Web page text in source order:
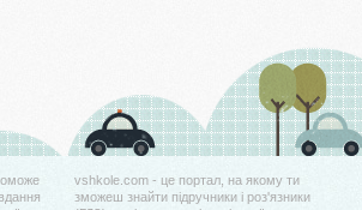
vshkole.com - це портал, на якому ти
зможеш знайти підручники і роз'язники